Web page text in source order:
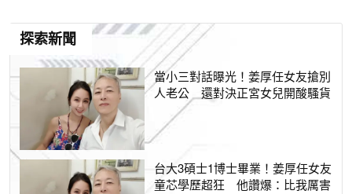
探索新聞
當小三對話曝光！姜厚任女友搶別
人老公 還對決正宮女兒開酸騷貨
台大3碩士1博士畢業！姜厚任女友
童芯學歷超狂 他讚爆：比我厲害